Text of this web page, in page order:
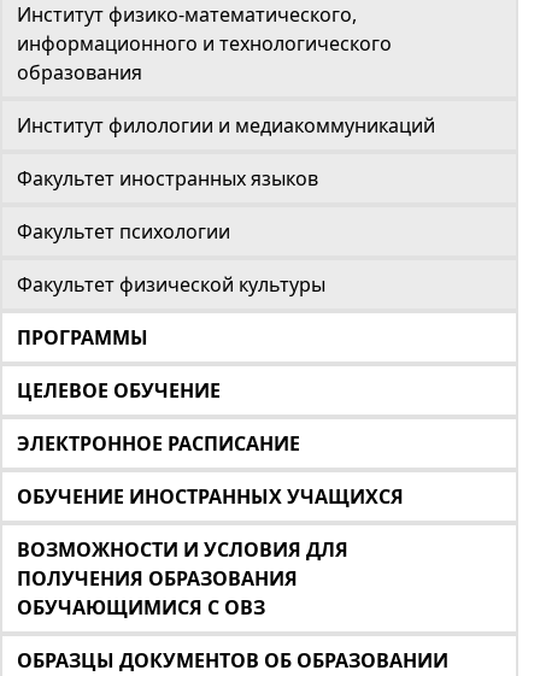
Институт физико-математического,
информационного и технологического
образования
Институт филологии и медиакоммуникаций
Факультет иностранных языков
Факультет психологии
Факультет физической культуры
ПРОГРАММЫ
ЦЕЛЕВОЕ ОБУЧЕНИЕ
ЭЛЕКТРОННОЕ РАСПИСАНИЕ
ОБУЧЕНИЕ ИНОСТРАННЫХ УЧАЩИХСЯ
ВОЗМОЖНОСТИ И УСЛОВИЯ ДЛЯ
ПОЛУЧЕНИЯ ОБРАЗОВАНИЯ
ОБУЧАЮЩИМИСЯ С ОВЗ
ОБРАЗЦЫ ДОКУМЕНТОВ ОБ ОБРАЗОВАНИИ